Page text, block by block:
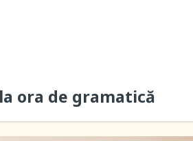
ora de gramatică